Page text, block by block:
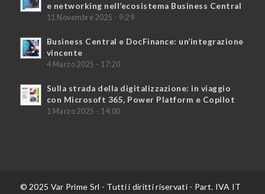
e networking nell’ecosistema Business Central
11 Novembre 2025 - 9:29
Business Central e DocFinance: un’integrazione
vincente
4 Marzo 2025 - 17:20
Sulla strada della digitalizzazione: in viaggio
con Microsoft 365, Power Platform e Copilot
1 Marzo 2025 - 14:00
© 2025 Var Prime Srl - Tutti i diritti riservati - Part. IVA IT